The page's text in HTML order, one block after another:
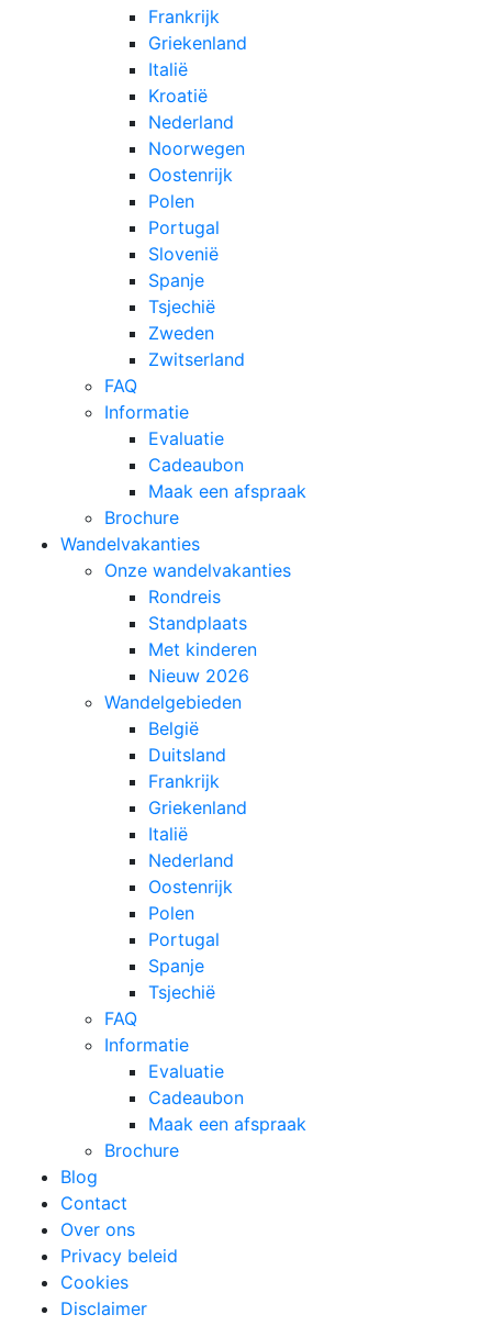
Frankrijk
Griekenland
Italië
Kroatië
Nederland
Noorwegen
Oostenrijk
Polen
Portugal
Slovenië
Spanje
Tsjechië
Zweden
Zwitserland
FAQ
Informatie
Evaluatie
Cadeaubon
Maak een afspraak
Brochure
Wandelvakanties
Onze wandelvakanties
Rondreis
Standplaats
Met kinderen
Nieuw 2026
Wandelgebieden
België
Duitsland
Frankrijk
Griekenland
Italië
Nederland
Oostenrijk
Polen
Portugal
Spanje
Tsjechië
FAQ
Informatie
Evaluatie
Cadeaubon
Maak een afspraak
Brochure
Blog
Contact
Over ons
Privacy beleid
Cookies
Disclaimer